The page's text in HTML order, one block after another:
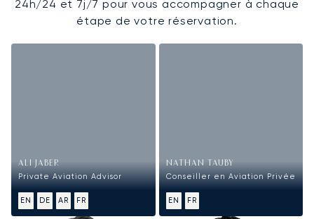
24h/24 et 7j/7 pour vous accompagner à chaque
étape de votre réservation.
ALI JABER
Private Aviation Advisor
EN DE AR FR
NATHAN TAUBY
Conseiller en Aviation Privée
EN FR